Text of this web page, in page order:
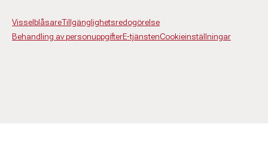
VisselblåsareTillgänglighetsredogörelse
Behandling av personuppgifterE-tjänstenCookieinställningar